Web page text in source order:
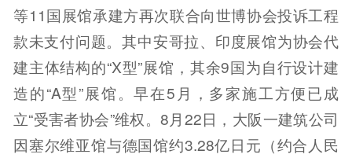
等11国展馆承建方再次联合向世博协会投诉工程
款未支付问题。其中安哥拉、印度展馆为协会代
建主体结构的“X型”展馆，其余9国为自行设计建
造的“A型”展馆。早在5月，多家施工方便已成
立“受害者协会”维权。8月22日，大阪一建筑公司
因塞尔维亚馆与德国馆约3.28亿日元（约合人民